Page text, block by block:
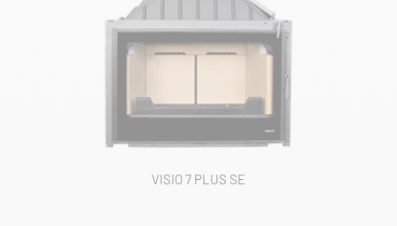
VISIO 7 PLUS SE